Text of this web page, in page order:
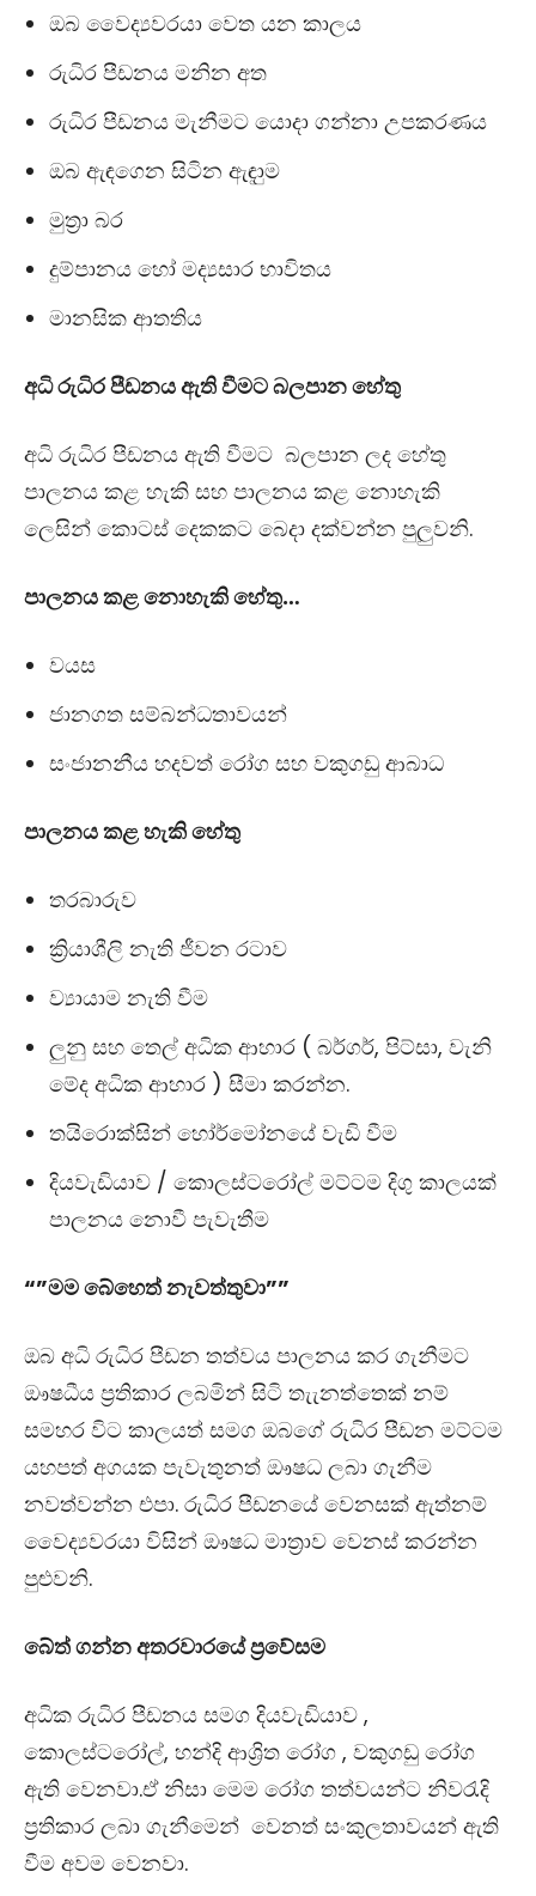
ඔබ වෛද්‍යවරයා වෙත යන කාලය
රුධිර පීඩනය මනින අත
රුධිර පීඩනය මැනීමට යොදා ගන්නා උපකරණය
ඔබ ඇඳගෙන සිටින ඇඳාුම
මුත්‍රා බර
දුම්පානය හෝ මද්‍යසාර භාවිතය
මානසික ආතතිය
අධි රුධිර පීඩනය ඇති වීමට බලපාන හේතු
අධි රුධිර පීඩනය ඇති වීමට බලපාන ලද හේතු
පාලනය කළ හැකි සහ පාලනය කළ නොහැකි
ලෙසින් කොටස් දෙකකට බෙදා දක්වන්න පුලුවනි.
පාලනය කළ නොහැකි හේතු…
වයස
ජානගත සම්බන්ධතාවයන්
සංජානනීය හදවත් රෝග සහ වකුගඩු ආබාධ
පාලනය කළ හැකි හේතු
තරබාරුව
ක්‍රියාශීලි නැති ජීවන රටාව
ව්‍යායාම නැති වීම
ලුනු සහ තෙල් අධික ආහාර ( බර්ගර්, පිට්සා, වැනි
මේද අධික ආහාර ) සීමා කරන්න.
තයිරොක්සින් හෝර්මෝනයේ වැඩි වීම
දියවැඩියාව / කොලස්ටරෝල් මට්ටම දිගු කාලයක්
පාලනය නොවී පැවැතීම
“”මම බේහෙත් නැවත්තුවා””
ඔබ අධි රුධිර පීඩන තත්වය පාලනය කර ගැනීමට
ඖෂධීය ප්‍රතිකාර ලබමින් සිටි තැැනත්තෙක් නම්
සමහර විට කාලයත් සමග ඔබගේ රුධිර පීඩන මට්ටම
යහපත් අගයක පැවැතුනත් ඖෂධ ලබා ගැනීම
නවත්වන්න එපා. රුධිර පීඩනයේ වෙනසක් ඇත්නම්
වෛද්‍යවරයා විසින් ඖෂධ මාත්‍රාව වෙනස් කරන්න
පුළුවනි.
බේත් ගන්න අතරවාරයේ ප්‍රවේසම
අධික රුධිර පීඩනය සමග දියවැඩියාව ,
කොලස්ටරෝල්, හන්දි ආශ්‍රිත රෝග , වකුගඩු රෝග
ඇති වෙනවා.ඒ නිසා මෙම රෝග තත්වයන්ට නිවරැදි
ප්‍රතිකාර ලබා ගැනීමෙන් වෙනත් සංකුලතාවයන් ඇති
වීම අවම වෙනවා.